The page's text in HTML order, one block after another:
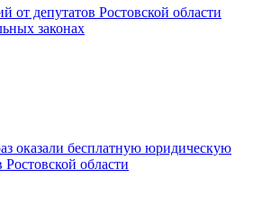
от депутатов Ростовской области
законах
оказали бесплатную юридическую
области